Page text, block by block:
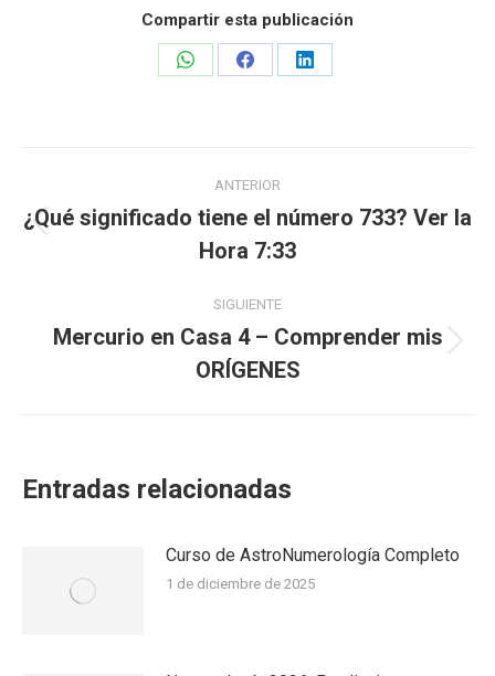
Compartir esta publicación
Share
Share
Share
Navegación
entre
publicaciones
ANTERIOR
anterior:
¿Qué significado tiene el número 733? Ver la
Hora 7:33
SIGUIENTE
Publicación
siguiente:
Mercurio en Casa 4 – Comprender mis
ORÍGENES
Entradas relacionadas
Curso de AstroNumerología Completo
1 de diciembre de 2025